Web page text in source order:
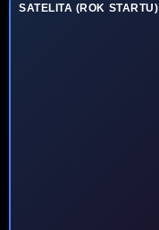
SATELITA (ROK STARTU)